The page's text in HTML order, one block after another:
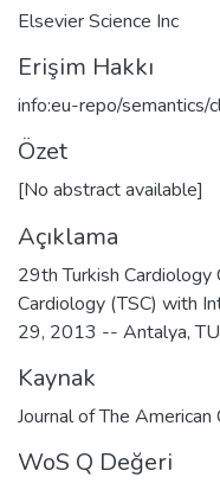
Elsevier Science Inc
Erişim Hakkı
info:eu-repo/semantics/
Özet
[No abstract available]
Açıklama
29th Turkish
Cardiology (TSC) with
29, 2013 -- Antalya,
Kaynak
Journal of The
WoS Q Değeri